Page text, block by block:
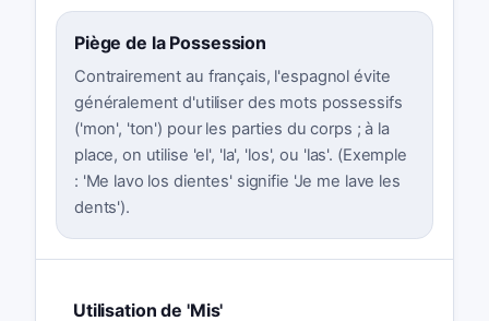
Piège de la Possession
Contrairement au français, l'espagnol évite
généralement d'utiliser des mots possessifs
('mon', 'ton') pour les parties du corps ; à la
place, on utilise 'el', 'la', 'los', ou 'las'. (Exemple
: 'Me lavo los dientes' signifie 'Je me lave les
dents').
Utilisation de 'Mis'